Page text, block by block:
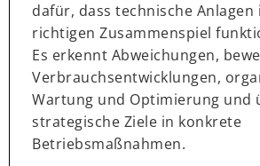
dafür, dass technische Anlagen
richtigen Zusammenspiel
Es erkennt Abweichungen,
Verbrauchsentwicklungen,
Wartung und Optimierung und
strategische Ziele in konkrete
Betriebsmaßnahmen.